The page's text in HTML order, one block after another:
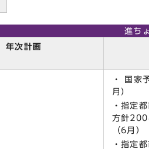
進ち
年次計画
・ 国家
月）
・指定
方針
（6月）
・指定